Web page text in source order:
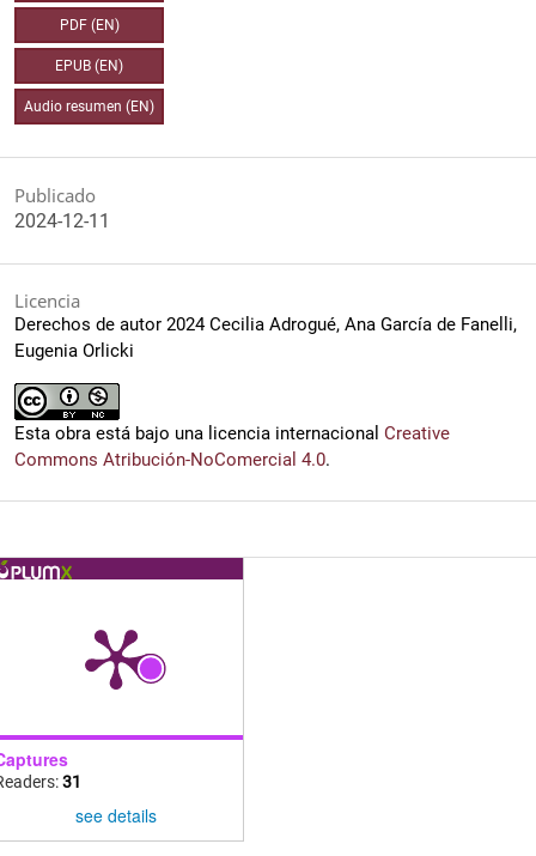
PDF (EN)
EPUB (EN)
Audio resumen (EN)
Publicado
2024-12-11
Licencia
Derechos de autor 2024 Cecilia Adrogué, Ana García de Fanelli,
Eugenia Orlicki
Esta obra está bajo una licencia internacional Creative
Commons Atribución-NoComercial 4.0.
31
see details